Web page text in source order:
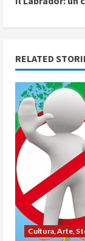
t
n
u
e
R
e
a
d
RELATED
Cultura, Arte,